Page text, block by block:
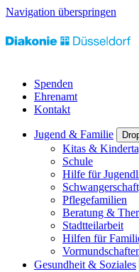
Navigation überspringen
Spenden
Ehrenamt
Kontakt
Jugend & Familie
Kitas &
Schule
Hilfe für
Pflegefamilien
Beratung &
Stadtteilarbeit
Hilfen für
Gesundheit & Soziales